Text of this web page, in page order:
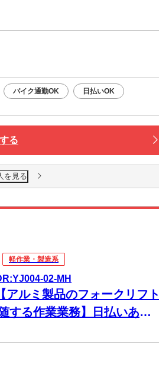
バイク通勤OK 日払いOK
る
を見る
軽作業・製造系
02-MH
アルミ製品のフォークリフト
する作業業務】日払いあり